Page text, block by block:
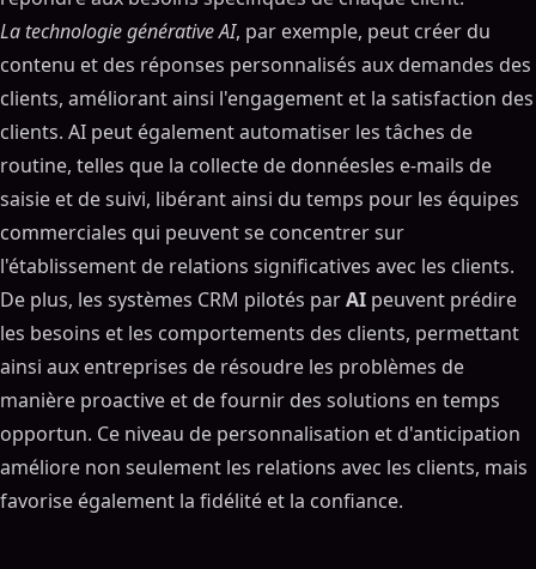
La technologie générative AI, par exemple, peut créer du
contenu et des réponses personnalisés aux demandes des
clients, améliorant ainsi l'engagement et la satisfaction des
clients. AI peut également automatiser les tâches de
routine, telles que la collecte de donnéesles e-mails de
saisie et de suivi, libérant ainsi du temps pour les équipes
commerciales qui peuvent se concentrer sur
l'établissement de relations significatives avec les clients.
De plus, les systèmes CRM pilotés parAI peuvent prédire
les besoins et les comportements des clients, permettant
ainsi aux entreprises de résoudre les problèmes de
manière proactive et de fournir des solutions en temps
opportun. Ce niveau de personnalisation et d'anticipation
améliore non seulement les relations avec les clients, mais
favorise également la fidélité et la confiance.